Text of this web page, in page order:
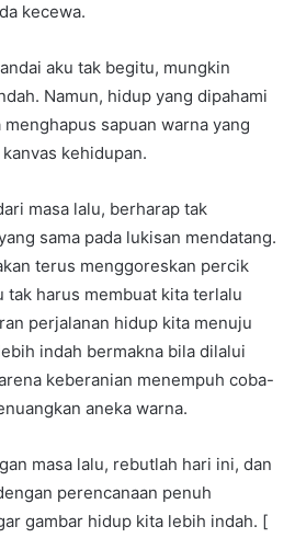
kecewa.
aku tak begitu, mungkin
Namun, hidup yang dipahami
sapuan warna yang
kehidupan.
masa lalu, berharap tak
sama pada lukisan mendatang.
terus menggoreskan percik
tak harus membuat kita terlalu
perjalanan hidup kita menuju
indah bermakna bila dilalui
keberanian menempuh coba-
aneka warna.
masa lalu, rebutlah hari ini, dan
perencanaan penuh
gambar hidup kita lebih indah. [